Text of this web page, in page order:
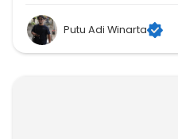
Putu Adi Winarta